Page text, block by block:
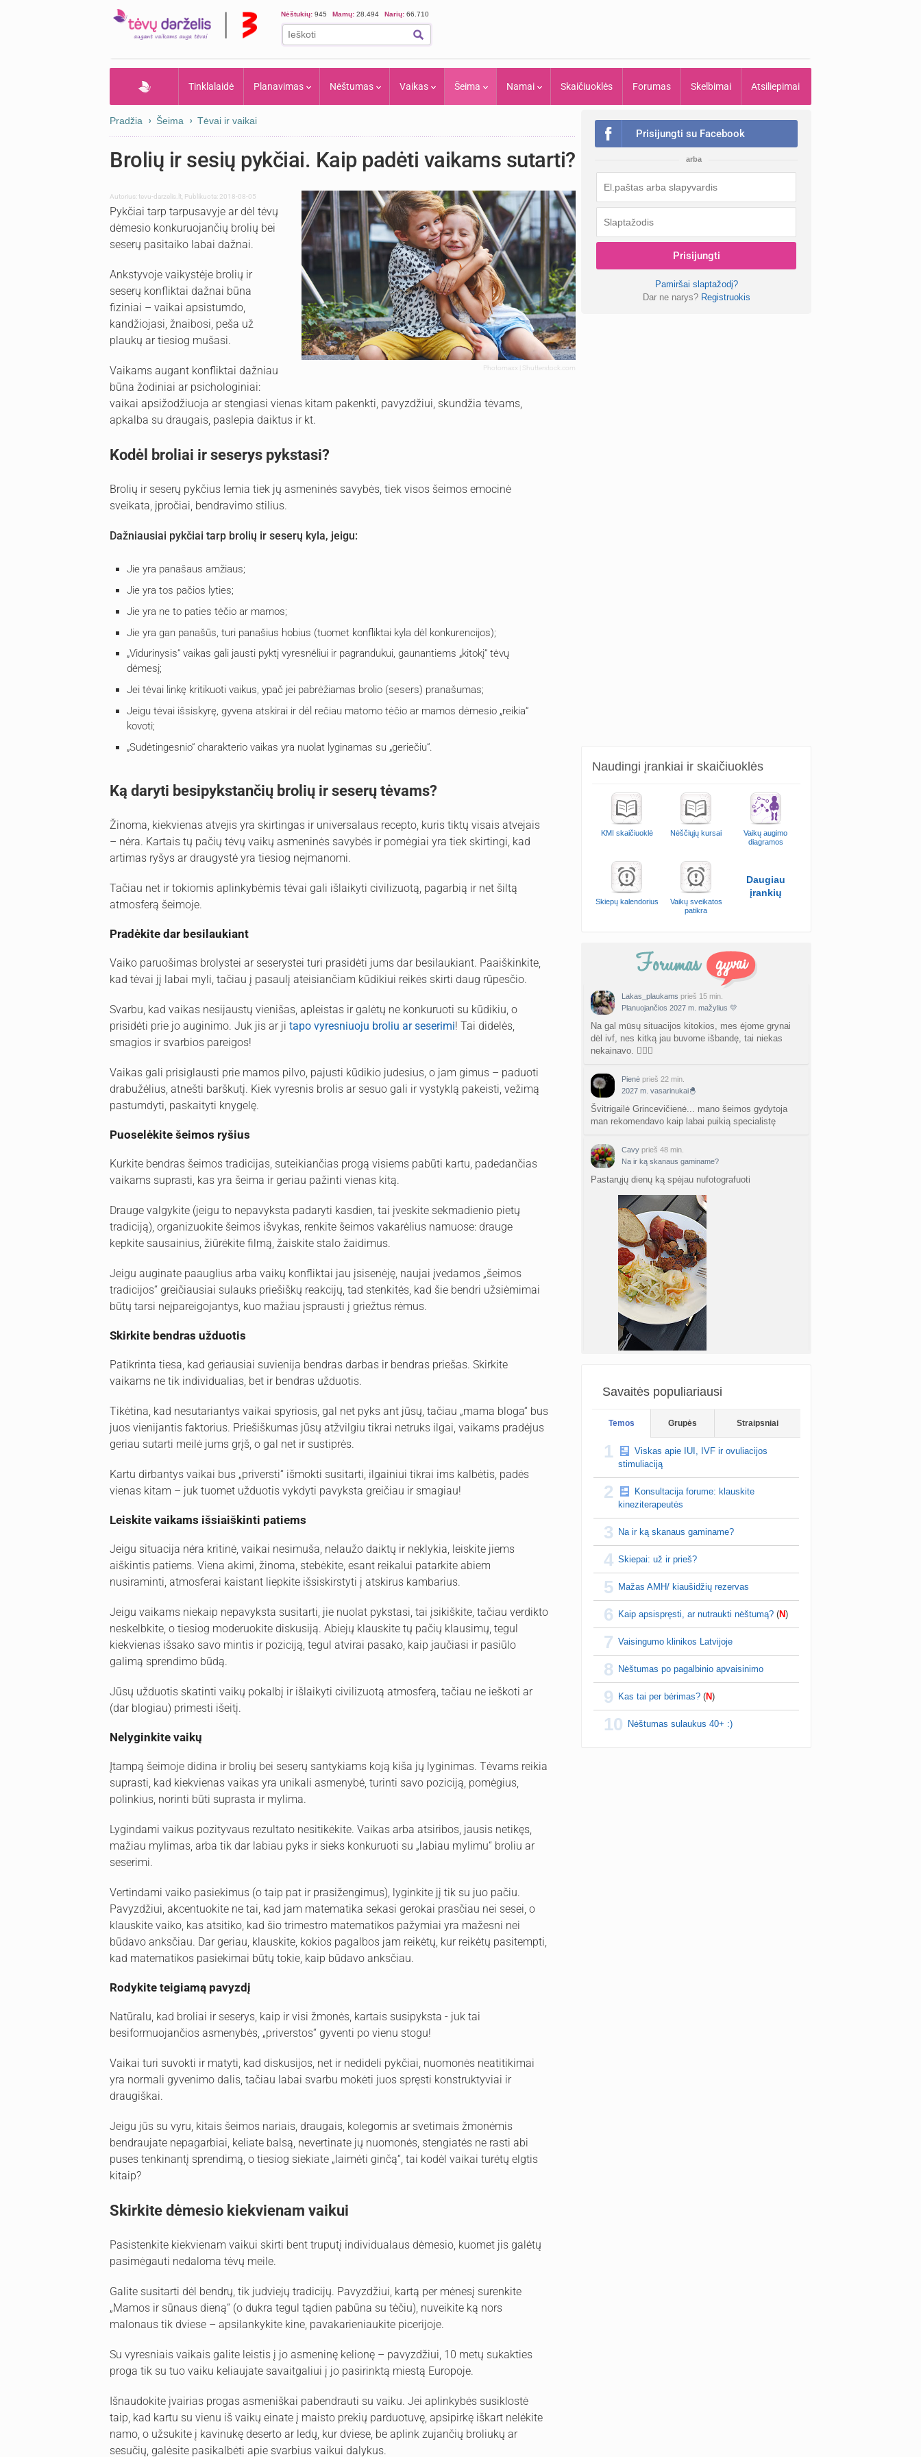
Nėštukių: 945 Mamų: 28.494 Narių: 66.710
Tinklalaidė Planavimas Nėštumas Vaikas Šeima Namai Skaičiuoklės Forumas Skelbimai Atsiliepimai
Pradžia Šeima Tėvai ir vaikai
Brolių ir sesių pykčiai. Kaip padėti vaikams sutarti?
Autorius:tevu-darzelis.lt Publikuota: 2018-08-05
Photomaxx | Shutterstock.com
Pykčiai tarp tarpusavyje ar dėl tėvų
dėmesio konkuruojančių brolių bei
seserų pasitaiko labai dažnai.
Ankstyvoje vaikystėje brolių ir
seserų konfliktai dažnai būna
fiziniai – vaikai apsistumdo,
kandžiojasi, žnaibosi, peša už
plaukų ar tiesiog mušasi.
Vaikams augant konfliktai dažniau
būna žodiniai ar psichologiniai:
vaikai apsižodžiuoja ar stengiasi vienas kitam pakenkti, pavyzdžiui, skundžia tėvams,
apkalba su draugais, paslepia daiktus ir kt.
Kodėl broliai ir seserys pykstasi?
Brolių ir seserų pykčius lemia tiek jų asmeninės savybės, tiek visos šeimos emocinė
sveikata, įpročiai, bendravimo stilius.
Dažniausiai pykčiai tarp brolių ir seserų kyla, jeigu:
Jie yra panašaus amžiaus;
Jie yra tos pačios lyties;
Jie yra ne to paties tėčio ar mamos;
Jie yra gan panašūs, turi panašius hobius (tuomet konfliktai kyla dėl konkurencijos);
„Vidurinysis“ vaikas gali jausti pyktį vyresnėliui ir pagrandukui, gaunantiems „kitokį“ tėvų
dėmesį;
Jei tėvai linkę kritikuoti vaikus, ypač jei pabrėžiamas brolio (sesers) pranašumas;
Jeigu tėvai išsiskyrę, gyvena atskirai ir dėl rečiau matomo tėčio ar mamos dėmesio „reikia“
kovoti;
„Sudėtingesnio“ charakterio vaikas yra nuolat lyginamas su „geriečiu“.
Ką daryti besipykstančių brolių ir seserų tėvams?
Žinoma, kiekvienas atvejis yra skirtingas ir universalaus recepto, kuris tiktų visais atvejais
– nėra. Kartais tų pačių tėvų vaikų asmeninės savybės ir pomėgiai yra tiek skirtingi, kad
artimas ryšys ar draugystė yra tiesiog neįmanomi.
Tačiau net ir tokiomis aplinkybėmis tėvai gali išlaikyti civilizuotą, pagarbią ir net šiltą
atmosferą šeimoje.
Pradėkite dar besilaukiant
Vaiko paruošimas brolystei ar seserystei turi prasidėti jums dar besilaukiant. Paaiškinkite,
kad tėvai jį labai myli, tačiau į pasaulį ateisiančiam kūdikiui reikės skirti daug rūpesčio.
Svarbu, kad vaikas nesijaustų vienišas, apleistas ir galėtų ne konkuruoti su kūdikiu, o
prisidėti prie jo auginimo. Juk jis ar ji tapo vyresniuoju broliu ar seserimi! Tai didelės,
smagios ir svarbios pareigos!
Vaikas gali prisiglausti prie mamos pilvo, pajusti kūdikio judesius, o jam gimus – paduoti
drabužėlius, atnešti barškutį. Kiek vyresnis brolis ar sesuo gali ir vystyklą pakeisti, vežimą
pastumdyti, paskaityti knygelę.
Puoselėkite šeimos ryšius
Kurkite bendras šeimos tradicijas, suteikiančias progą visiems pabūti kartu, padedančias
vaikams suprasti, kas yra šeima ir geriau pažinti vienas kitą.
Drauge valgykite (jeigu to nepavyksta padaryti kasdien, tai įveskite sekmadienio pietų
tradiciją), organizuokite šeimos išvykas, renkite šeimos vakarėlius namuose: drauge
kepkite sausainius, žiūrėkite filmą, žaiskite stalo žaidimus.
Jeigu auginate paauglius arba vaikų konfliktai jau įsisenėję, naujai įvedamos „šeimos
tradicijos“ greičiausiai sulauks priešiškų reakcijų, tad stenkitės, kad šie bendri užsiėmimai
būtų tarsi neįpareigojantys, kuo mažiau įsprausti į griežtus rėmus.
Skirkite bendras užduotis
Patikrinta tiesa, kad geriausiai suvienija bendras darbas ir bendras priešas. Skirkite
vaikams ne tik individualias, bet ir bendras užduotis.
Tikėtina, kad nesutariantys vaikai spyriosis, gal net pyks ant jūsų, tačiau „mama bloga“ bus
juos vienijantis faktorius. Priešiškumas jūsų atžvilgiu tikrai netruks ilgai, vaikams pradėjus
geriau sutarti meilė jums grįš, o gal net ir sustiprės.
Kartu dirbantys vaikai bus „priversti“ išmokti susitarti, ilgainiui tikrai ims kalbėtis, padės
vienas kitam – juk tuomet užduotis vykdyti pavyksta greičiau ir smagiau!
Leiskite vaikams išsiaiškinti patiems
Jeigu situacija nėra kritinė, vaikai nesimuša, nelaužo daiktų ir neklykia, leiskite jiems
aiškintis patiems. Viena akimi, žinoma, stebėkite, esant reikalui patarkite abiem
nusiraminti, atmosferai kaistant liepkite išsiskirstyti į atskirus kambarius.
Jeigu vaikams niekaip nepavyksta susitarti, jie nuolat pykstasi, tai įsikiškite, tačiau verdikto
neskelbkite, o tiesiog moderuokite diskusiją. Abiejų klauskite tų pačių klausimų, tegul
kiekvienas išsako savo mintis ir poziciją, tegul atvirai pasako, kaip jaučiasi ir pasiūlo
galimą sprendimo būdą.
Jūsų užduotis skatinti vaikų pokalbį ir išlaikyti civilizuotą atmosferą, tačiau ne ieškoti ar
(dar blogiau) primesti išeitį.
Nelyginkite vaikų
Įtampą šeimoje didina ir brolių bei seserų santykiams koją kiša jų lyginimas. Tėvams reikia
suprasti, kad kiekvienas vaikas yra unikali asmenybė, turinti savo poziciją, pomėgius,
polinkius, norinti būti suprasta ir mylima.
Lygindami vaikus pozityvaus rezultato nesitikėkite. Vaikas arba atsiribos, jausis netikęs,
mažiau mylimas, arba tik dar labiau pyks ir sieks konkuruoti su „labiau mylimu“ broliu ar
seserimi.
Vertindami vaiko pasiekimus (o taip pat ir prasižengimus), lyginkite jį tik su juo pačiu.
Pavyzdžiui, akcentuokite ne tai, kad jam matematika sekasi gerokai prasčiau nei sesei, o
klauskite vaiko, kas atsitiko, kad šio trimestro matematikos pažymiai yra mažesni nei
būdavo anksčiau. Dar geriau, klauskite, kokios pagalbos jam reikėtų, kur reikėtų pasitempti,
kad matematikos pasiekimai būtų tokie, kaip būdavo anksčiau.
Rodykite teigiamą pavyzdį
Natūralu, kad broliai ir seserys, kaip ir visi žmonės, kartais susipyksta - juk tai
besiformuojančios asmenybės, „priverstos“ gyventi po vienu stogu!
Vaikai turi suvokti ir matyti, kad diskusijos, net ir nedideli pykčiai, nuomonės neatitikimai
yra normali gyvenimo dalis, tačiau labai svarbu mokėti juos spręsti konstruktyviai ir
draugiškai.
Jeigu jūs su vyru, kitais šeimos nariais, draugais, kolegomis ar svetimais žmonėmis
bendraujate nepagarbiai, keliate balsą, nevertinate jų nuomonės, stengiatės ne rasti abi
puses tenkinantį sprendimą, o tiesiog siekiate „laimėti ginčą“, tai kodėl vaikai turėtų elgtis
kitaip?
Skirkite dėmesio kiekvienam vaikui
Pasistenkite kiekvienam vaikui skirti bent truputį individualaus dėmesio, kuomet jis galėtų
pasimėgauti nedaloma tėvų meile.
Galite susitarti dėl bendrų, tik judviejų tradicijų. Pavyzdžiui, kartą per mėnesį surenkite
„Mamos ir sūnaus dieną“ (o dukra tegul tądien pabūna su tėčiu), nuveikite ką nors
malonaus tik dviese – apsilankykite kine, pavakarieniaukite picerijoje.
Su vyresniais vaikais galite leistis į jo asmeninę kelionę – pavyzdžiui, 10 metų sukakties
proga tik su tuo vaiku keliaujate savaitgaliui į jo pasirinktą miestą Europoje.
Išnaudokite įvairias progas asmeniškai pabendrauti su vaiku. Jei aplinkybės susiklostė
taip, kad kartu su vienu iš vaikų einate į maisto prekių parduotuvę, apsipirkę iškart nelėkite
namo, o užsukite į kavinukę deserto ar ledų, kur dviese, be aplink zujančių broliukų ar
sesučių, galėsite pasikalbėti apie svarbius vaikui dalykus.
Prisijungti su Facebook
arba
Prisijungti
Pamiršai slaptažodį?
Dar ne narys? Registruokis
Naudingi įrankiai ir skaičiuoklės
KMI skaičiuoklė Nėščiųjų kursai
Vaikų augimo
diagramos
Skiepų kalendorius
Vaikų sveikatos
patikra
Daugiau
įrankių
Lakas_plaukams prieš 15 min.
Planuojančios 2027 m. mažylius 💛
Na gal mūsų situacijos kitokios, mes ėjome grynai
dėl ivf, nes kitką jau buvome išbandę, tai niekas
nekainavo. 🤷🏻‍♀️
Pienė prieš 22 min.
2027 m. vasarinukai🐣
Švitrigailė Grincevičienė... mano šeimos gydytoja
man rekomendavo kaip labai puikią specialistę
Cavy prieš 48 min.
Na ir ką skanaus gaminame?
Pastarųjų dienų ką spėjau nufotografuoti
[img]photo:i…
Ožkyteee prieš 57 min.
2027 m. vasarinukai🐣
žinotume apie tokius specialistus ir galbūt pavyktų
kažkam to išvengti🤍
Kokohad prieš 1 val.
Sudėtingas naujagimio žindymas
Labai reikalingi patarimai ir pagalba dėl žindymo.
Kūdikiui mėnesis, sveria 3.7kg, ligoninėje
mažiausias svoris buvo 2.74kg Vos gimusi pati
neieš…
Savaitės populiariausi
Temos Grupės Straipsniai
1
Viskas apie IUI, IVF ir ovuliacijos
stimuliaciją
2
Konsultacija forume: klauskite
kineziterapeutės
3 Na ir ką skanaus gaminame?
4 Skiepai: už ir prieš?
5 Mažas AMH/ kiaušidžių rezervas
6 Kaip apsispręsti, ar nutraukti nėštumą? (N)
7 Vaisingumo klinikos Latvijoje
8 Nėštumas po pagalbinio apvaisinimo
9 Kas tai per bėrimas? (N)
10 Nėštumas sulaukus 40+ :)